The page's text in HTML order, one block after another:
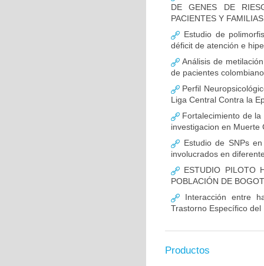
DE GENES DE
PACIENTES Y
Estudio de
déficit de atención e
Análisis de
de pacientes
Perfil
Liga Central Contra la
Fortalecimiento de la
investigacion en Muerte
Estudio de SNPs
involucrados en
ESTUDIO PILOTO
POBLACIÓN DE
Interacción entre
Trastorno Específico del
Productos